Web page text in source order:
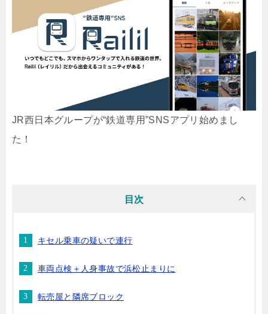
JR西日本グループが“鉄道専用”SNSアプリ始めまし
た！
目次
キセル乗車の疑いで連行
車両点検＋人身事故で浜松止まりに
転売屋と隣席ブロック